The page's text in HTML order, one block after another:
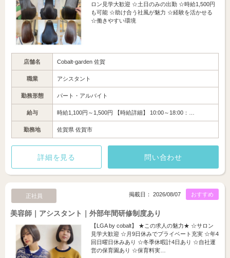
ロン見学大歓迎 ☆土日のみの出勤 ☆時給1,500円
も可能 ☆助け合う社風が魅力 ☆経験を活かせる
☆働きやすい環境
店舗名 Cobalt-garden 佐賀
職業 アシスタント
勤務形態 パート・アルバイト
給与 時給1,100円～1,500円 【時給詳細】 10:00～18:00：…
勤務地 佐賀県 佐賀市
詳細を見る 問い合わせ
正社員 おすすめ
掲載日： 2026/08/07
美容師｜アシスタント｜外部年間研修制度あり
【LGA by cobalt】 ★この求人の魅力★ ☆サロン
見学大歓迎 ☆月9日休みでプライベート充実 ☆年4
回日曜日休みあり ☆冬季休暇計4日あり ☆自社運
営の保育園あり ☆保育料実…